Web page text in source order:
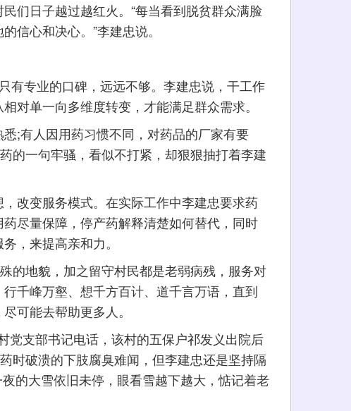
日子越过越红火。“每当看到脱贫群众满脸
信心和决心。”李建忠说。
专业的口碑，远远不够。李建忠说，干工作
对单一向多维度转变，才能满足群众需求。
有人因用药习惯不同，对药品的厂家有要
的一句牢骚，看似不打紧，却狠狠抽打着李建
变服务模式。在实际工作中李建忠要求药
尽量保障，停产药解释清楚如何替代，同时
，来提高亲和力。
地貌，加之留守村民都是老弱病残，服务对
千峰万壑、想千方百计、道千言万语，直到
可能去帮助更多人。
支部书记电话，该村的五保户祁发义出院后
时破溃的下肢腐臭难闻，但李建忠还是坚持隔
的大雪依旧未停，眼看雪越下越大，惦记着老